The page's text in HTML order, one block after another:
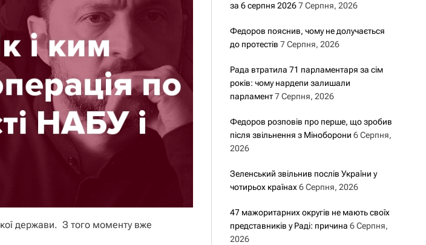
держави. З того моменту вже
за 6 серпня 2026 7 Серпня, 2026
Федоров пояснив, чому не долучається
до протестів 7 Серпня, 2026
Рада втратила 71 парламентаря за сім
років: чому нардепи залишали
парламент 7 Серпня, 2026
Федоров розповів про перше, що зробив
після звільнення з Міноборони 6 Серпня,
2026
Зеленський звільнив послів України у
чотирьох країнах 6 Серпня, 2026
47 мажоритарних округів не мають своїх
представників у Раді: причина 6 Серпня,
2026